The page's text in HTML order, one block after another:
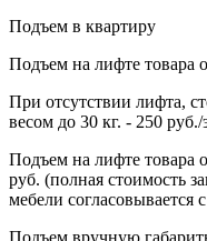
Подъем в квартиру
Подъем на лифте товара
При отсутствии лифта,
весом до 30 кг. - 250 руб./
Подъем на лифте товара
руб. (полная стоимость
мебели согласовывается